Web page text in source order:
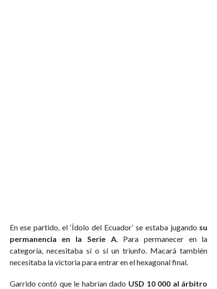
En ese partido, el ‘Ídolo del Ecuador’ se estaba jugando su
permanencia en la Serie A. Para permanecer en la
categoría, necesitaba sí o sí un triunfo. Macará también
necesitaba la victoria para entrar en el hexagonal final.
Garrido contó que le habrían dado USD 10 000 al árbitro